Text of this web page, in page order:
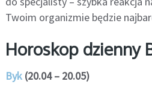
Twoim organizmie będzie
Horoskop dzienny
Byk(20.04 – 20.05)